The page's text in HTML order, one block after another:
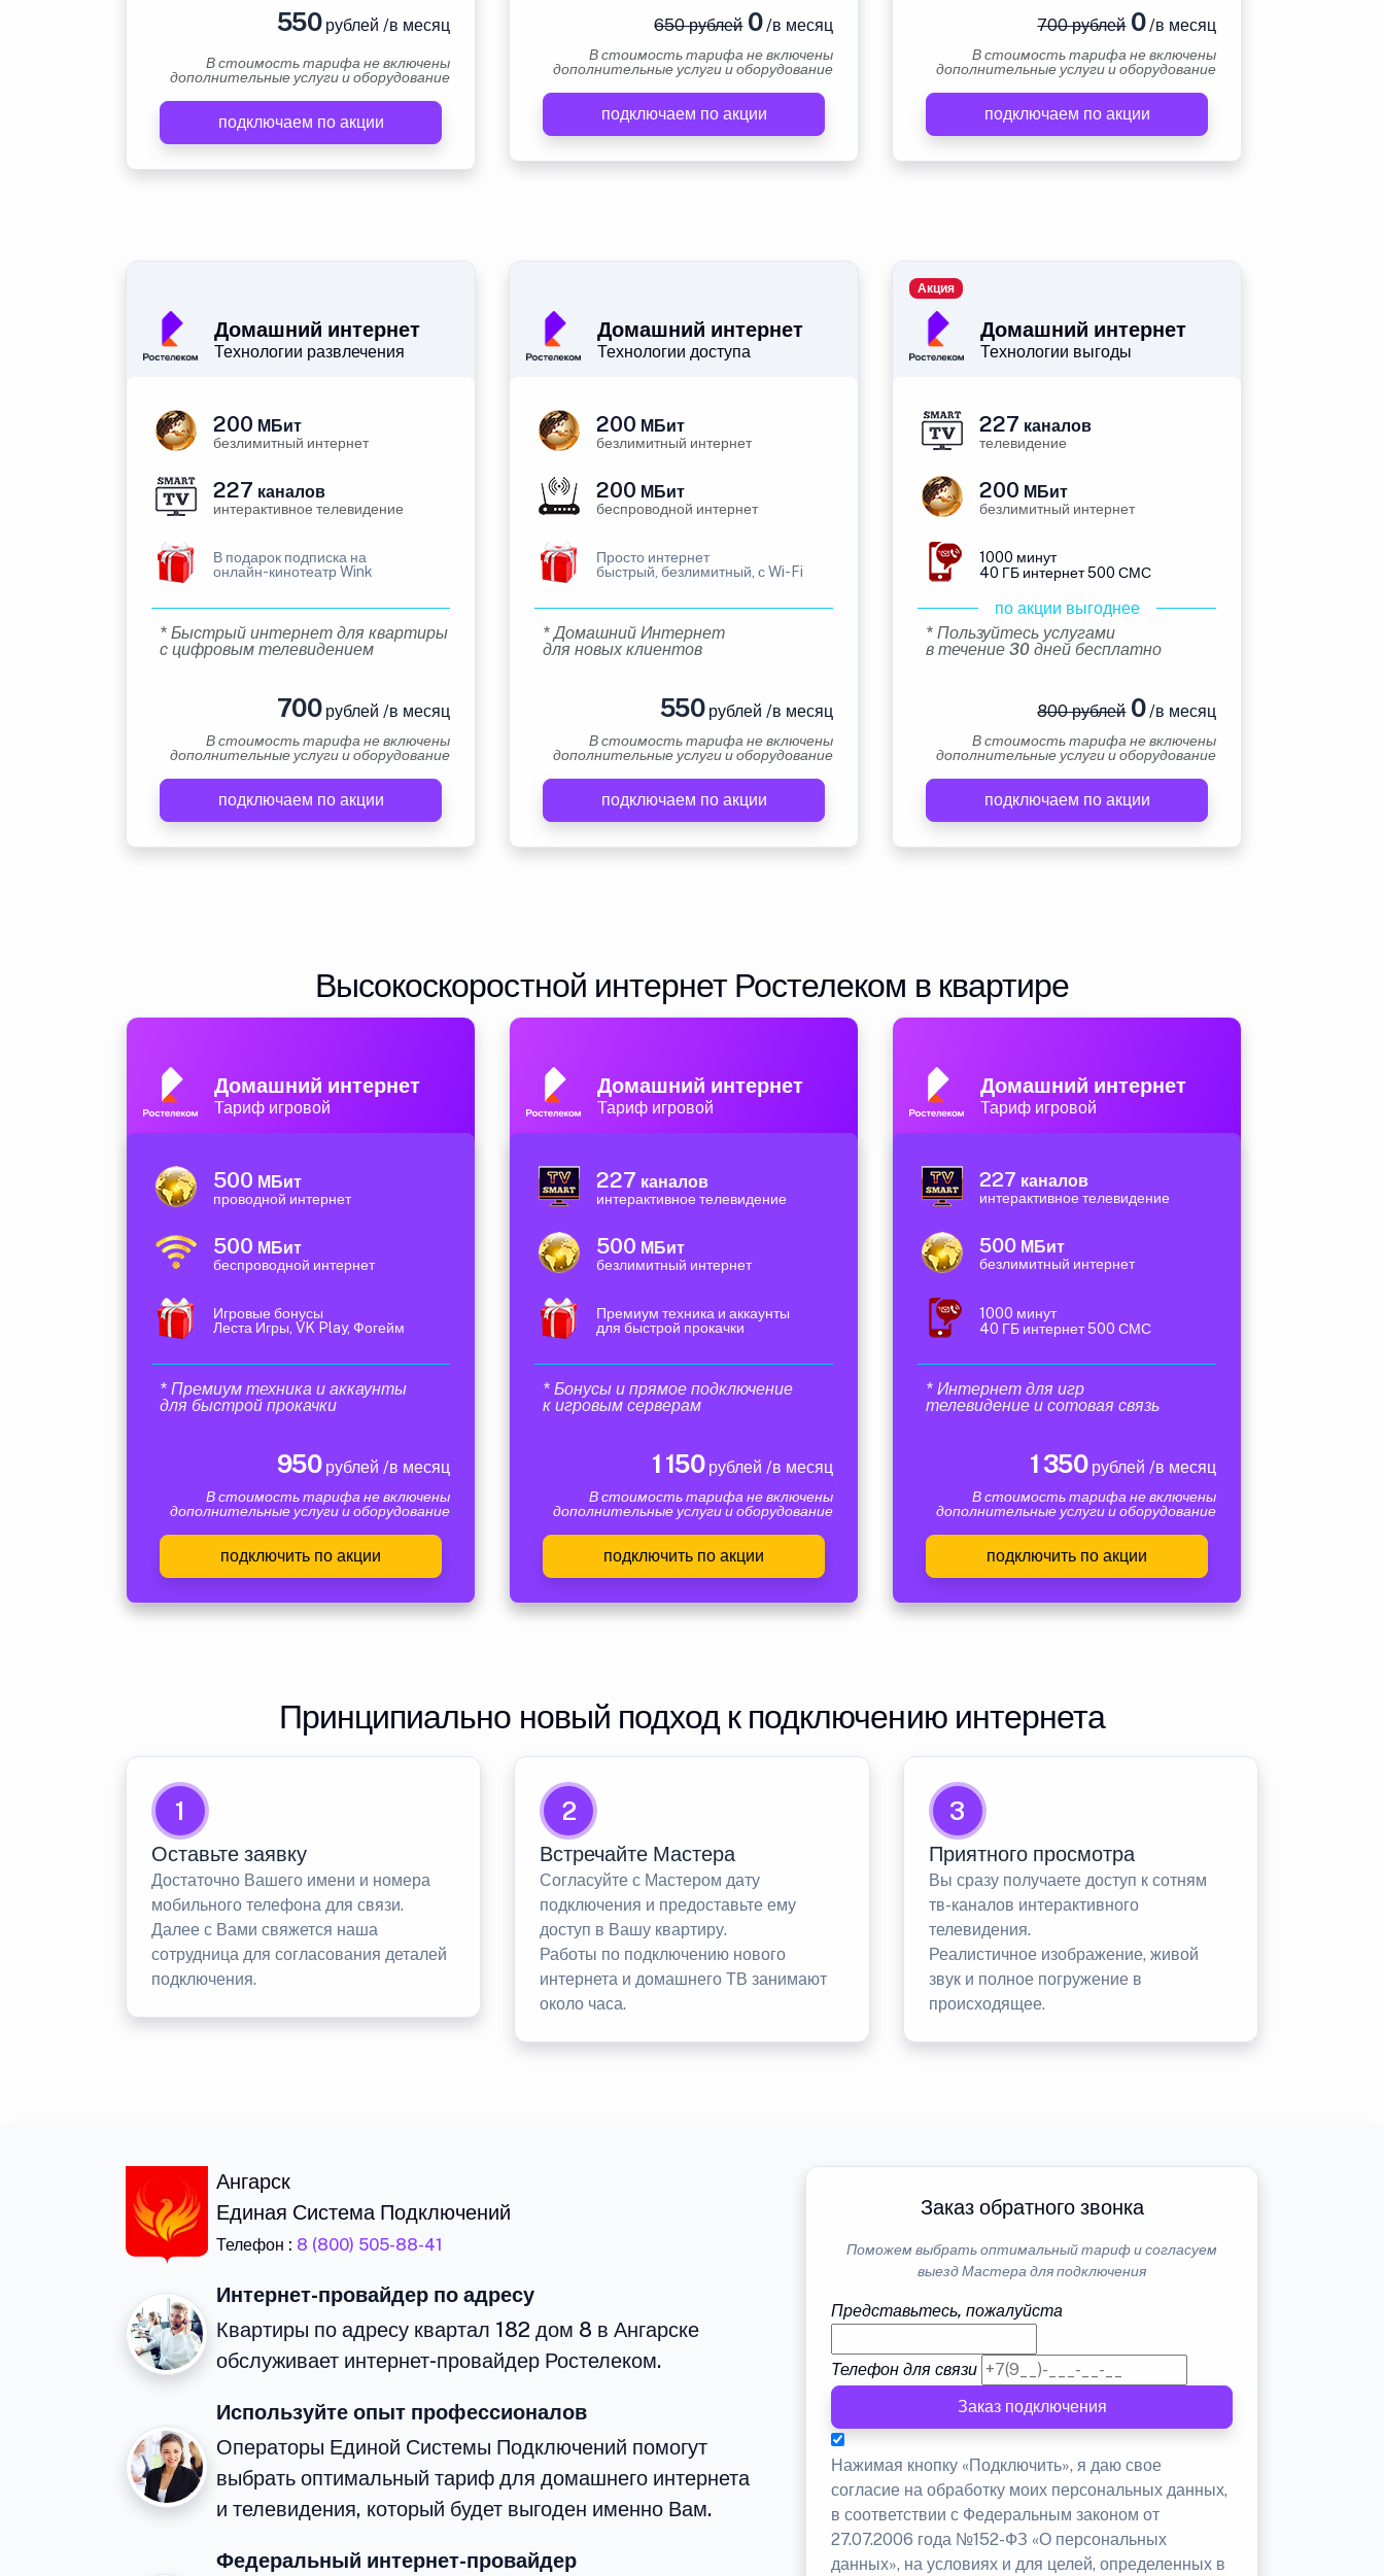
550рублей /в месяц
В стоимость тарифа не включены
дополнительные услуги и оборудование
подключаем по акции
650 рублей0/в месяц
В стоимость тарифа не включены
дополнительные услуги и оборудование
подключаем по акции
700 рублей0/в месяц
В стоимость тарифа не включены
дополнительные услуги и оборудование
подключаем по акции
Домашний интернет
Технологии развлечения
200 МБит
безлимитный интернет
227 каналов
интерактивное телевидение
В подарок подписка на
онлайн-кинотеатр Wink
* Быстрый интернет для квартиры
с цифровым телевидением
700рублей /в месяц
В стоимость тарифа не включены
дополнительные услуги и оборудование
подключаем по акции
Домашний интернет
Технологии доступа
200 МБит
безлимитный интернет
200 МБит
беспроводной интернет
Просто интернет
быстрый, безлимитный, с Wi-Fi
* Домашний Интернет
для новых клиентов
550рублей /в месяц
В стоимость тарифа не включены
дополнительные услуги и оборудование
подключаем по акции
Домашний интернет
Технологии выгоды
Акция
227 каналов
телевидение
200 МБит
безлимитный интернет
1000 минут
40 ГБ интернет 500 СМС
по акции выгоднее
* Пользуйтесь услугами
в течение 30 дней бесплатно
800 рублей0/в месяц
В стоимость тарифа не включены
дополнительные услуги и оборудование
подключаем по акции
Высокоскоростной интернет Ростелеком в квартире
Домашний интернет
Тариф игровой
500 МБит
проводной интернет
500 МБит
беспроводной интернет
Игровые бонусы
Леста Игры, VK Play, Фогейм
* Премиум техника и аккаунты
для быстрой прокачки
950рублей /в месяц
В стоимость тарифа не включены
дополнительные услуги и оборудование
подключить по акции
Домашний интернет
Тариф игровой
227 каналов
интерактивное телевидение
500 МБит
безлимитный интернет
Премиум техника и аккаунты
для быстрой прокачки
* Бонусы и прямое подключение
к игровым серверам
1 150рублей /в месяц
В стоимость тарифа не включены
дополнительные услуги и оборудование
подключить по акции
Домашний интернет
Тариф игровой
227 каналов
интерактивное телевидение
500 МБит
безлимитный интернет
1000 минут
40 ГБ интернет 500 СМС
* Интернет для игр
телевидение и сотовая связь
1 350рублей /в месяц
В стоимость тарифа не включены
дополнительные услуги и оборудование
подключить по акции
Принципиально новый подход к подключению интернета
1
Оставьте заявку
Достаточно Вашего имени и номера
мобильного телефона для связи.
Далее с Вами свяжется наша
сотрудница для согласования деталей
подключения.
2
Встречайте Мастера
Согласуйте с Мастером дату
подключения и предоставьте ему
доступ в Вашу квартиру.
Работы по подключению нового
интернета и домашнего ТВ занимают
около часа.
3
Приятного просмотра
Вы сразу получаете доступ к сотням
тв-каналов интерактивного
телевидения.
Реалистичное изображение, живой
звук и полное погружение в
происходящее.
Ангарск
Единая Система Подключений
Телефон : 8 (800) 505-88-41
Интернет-провайдер по адресу
Квартиры по адресу квартал 182 дом 8 в Ангарске
обслуживает интернет-провайдер Ростелеком.
Используйте опыт профессионалов
Операторы Единой Системы Подключений помогут
выбрать оптимальный тариф для домашнего интернета
и телевидения, который будет выгоден именно Вам.
Федеральный интернет-провайдер
Заказ обратного звонка
Поможем выбрать оптимальный тариф и согласуем
выезд Мастера для подключения
Представьтесь, пожалуйста
Телефон для связи
Заказ подключения
Нажимая кнопку «Подключить», я даю свое
согласие на обработку моих персональных данных,
в соответствии с Федеральным законом от
27.07.2006 года №152-ФЗ «О персональных
данных», на условиях и для целей, определенных в